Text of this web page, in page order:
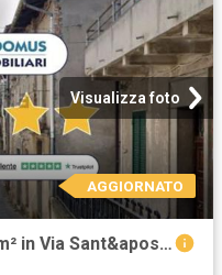
Visualizza foto
AGGIORNATO
Case e ville in vendita di 308 m² in Via Sant&apos Elia